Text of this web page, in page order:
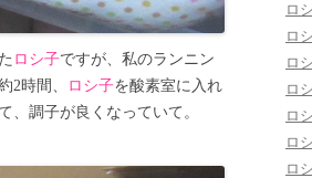
ロシ子ですが、私のランニン
2時間、 ロシ子を酸素室に入れ
、調子が良くなっていて。
ロ
ロ
ロ
ロ
ロ
ロ
ロ